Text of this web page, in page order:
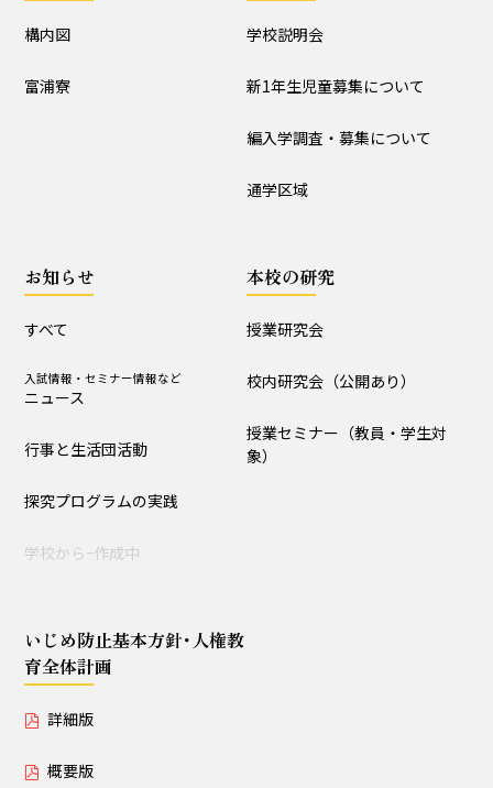
すべて 入試情報・セミナー情報など
学校からｰ作成中
いじめ防止基本方針･人権教育全体計画
詳細版
児童用
構内図
富浦寮
学校説明会
新1年生児童募集について
編入学調査・募集について
通学区域
お知らせ
すべて
入試情報・セミナー情報など
ニュース
行事と生活団活動
探究プログラムの実践
学校からｰ作成中
本校の研究
授業研究会
校内研究会（公開あり）
授業セミナー（教員・学生対
象）
いじめ防止基本方針･人権教
育全体計画
詳細版
概要版